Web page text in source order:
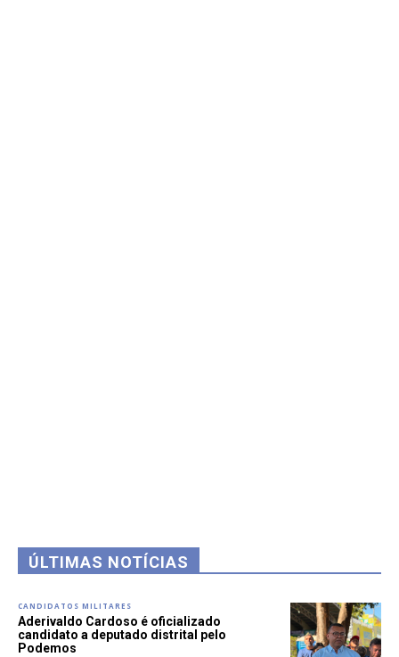
ÚLTIMAS NOTÍCIAS
CANDIDATOS MILITARES
Aderivaldo Cardoso é oficializado
candidato a deputado distrital pelo
Podemos